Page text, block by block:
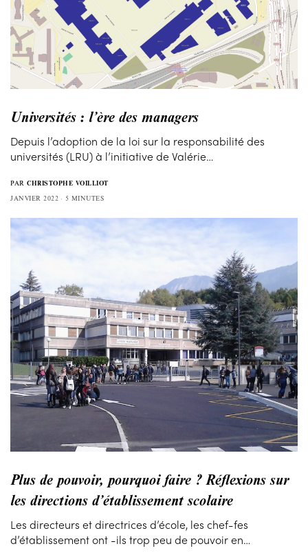
Universités : l’ère des managers
Depuis l’adoption de la loi sur la responsabilité des
universités (LRU) à l’initiative de Valérie…
PAR CHRISTOPHE VOILLIOT
JANVIER 2022
5 MINUTES
Plus de pouvoir, pourquoi faire ? Réflexions sur
les directions d’établissement scolaire
Les directeurs et directrices d’école, les chef-fes
d’établissement ont -ils trop peu de pouvoir en…